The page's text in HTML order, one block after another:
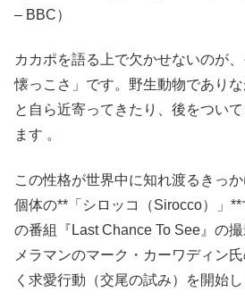
– BBC）
カカポを語る上で欠かせないのが
懐っこさ」です。野生動物であり
と自ら近寄ってきたり、後をつい
ます 。
この性格が世界中に知れ渡るきっ
個体の**「シロッコ（Sirocco）」
の番組『Last Chance To See』の
メラマンのマーク・カーワディン
く求愛行動（交尾の試み）を開始し